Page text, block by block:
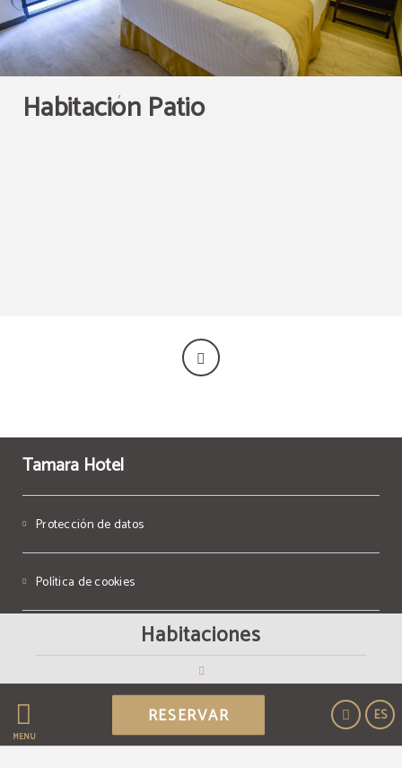
MENÚ
ES
RESERVAR
Habitaciones
Habitación Patio
Tamara Hotel
Protección de datos
Política de cookies
Powered by Keytel